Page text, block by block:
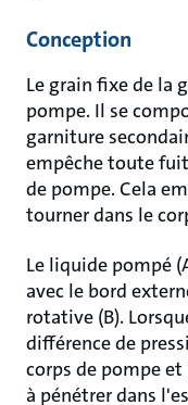
Conception
Le grain fixe de la
pompe. Il se
garniture
empêche toute
de pompe. Cela
tourner dans le
Le liquide pompé
avec le bord
rotative (B).
différence de
corps de pompe
à pénétrer dans